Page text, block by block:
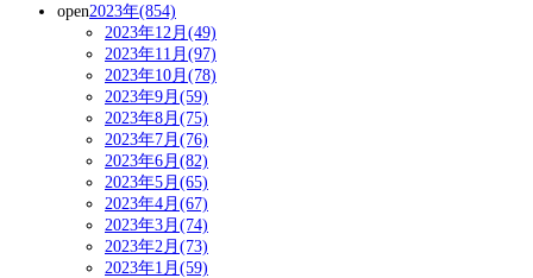
open2023年(854)
2023年12月(49)
2023年11月(97)
2023年10月(78)
2023年9月(59)
2023年8月(75)
2023年7月(76)
2023年6月(82)
2023年5月(65)
2023年4月(67)
2023年3月(74)
2023年2月(73)
2023年1月(59)